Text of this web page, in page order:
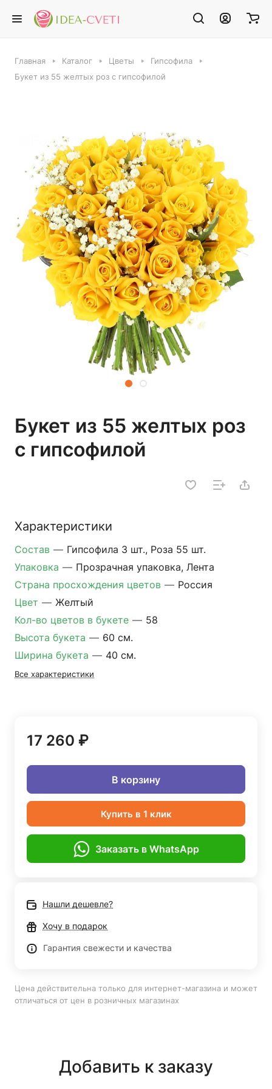
Главная Каталог Цветы
Гипсофила
Букет из 55 желтых роз с гипсофилой
Букет из 55 желтых роз
с гипсофилой
Характеристики
Состав — Гипсофила 3 шт., Роза 55 шт.
Упаковка — Прозрачная упаковка, Лента
Страна просхождения цветов — Россия
Цвет — Желтый
Кол-во цветов в букете — 58
Высота букета — 60 см.
Ширина букета — 40 см.
Все характеристики
17 260 ₽
В корзину
Купить в 1 клик
Заказать в WhatsApp
Нашли дешевле?
Хочу в подарок
Гарантия свежести и качества
Цена действительна только для интернет-магазина и может
отличаться от цен в розничных магазинах
Добавить к заказу